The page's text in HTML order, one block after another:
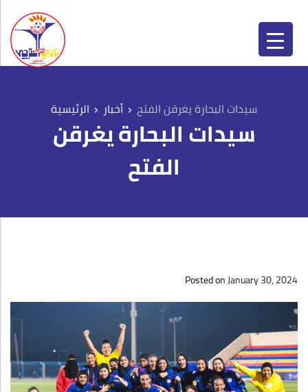
نادي الترجي | Al-Taraji Club
سيدات البحارة يغرقن
الفتح
أخبار سيدات البحارة يغرقن الفتح
Posted onJanuary 30, 2024